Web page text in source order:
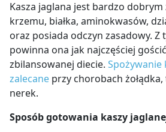
Kasza jaglana jest bardzo dobrym
krzemu, białka, aminokwasów,
oraz posiada odczyn zasadowy. Z
powinna ona jak najczęściej
zbilansowanej diecie. Spożywanie
zalecane przy chorobach
nerek.
Sposób gotowania kaszy